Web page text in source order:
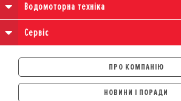
Водомоторна техніка
Сервіс
ПРО КОМПАНІЮ
НОВИНИ І ПОРАДИ